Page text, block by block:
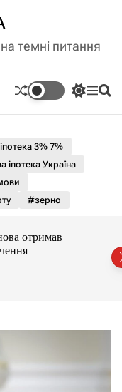
темні питання
П
м
к
к
ь
ж
М П
3% 7%
іпотека Україна
#зерно
отримав